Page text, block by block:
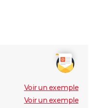
Voir un exemple
Voir un exemple